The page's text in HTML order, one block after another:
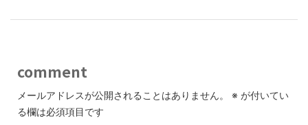
comment
メールアドレスが公開されることはありません。 ※ が付いてい
る欄は必須項目です